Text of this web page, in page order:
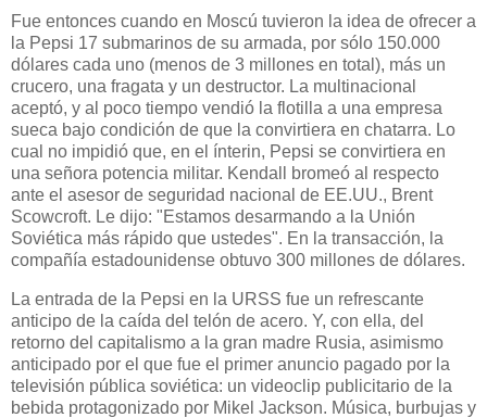
Fue entonces cuando en Moscú tuvieron la idea de ofrecer a
la Pepsi 17 submarinos de su armada, por sólo 150.000
dólares cada uno (menos de 3 millones en total), más un
crucero, una fragata y un destructor. La multinacional
aceptó, y al poco tiempo vendió la flotilla a una empresa
sueca bajo condición de que la convirtiera en chatarra. Lo
cual no impidió que, en el ínterin, Pepsi se convirtiera en
una señora potencia militar. Kendall bromeó al respecto
ante el asesor de seguridad nacional de EE.UU., Brent
Scowcroft. Le dijo: "Estamos desarmando a la Unión
Soviética más rápido que ustedes". En la transacción, la
compañía estadounidense obtuvo 300 millones de dólares.
La entrada de la Pepsi en la URSS fue un refrescante
anticipo de la caída del telón de acero. Y, con ella, del
retorno del capitalismo a la gran madre Rusia, asimismo
anticipado por el que fue el primer anuncio pagado por la
televisión pública soviética: un videoclip publicitario de la
bebida protagonizado por Mikel Jackson. Música, burbujas y